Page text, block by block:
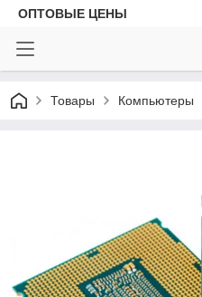
ОПТОВЫЕ ЦЕНЫ
Товары Компьютеры